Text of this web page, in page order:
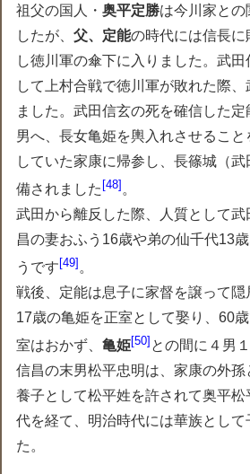
祖父の国人・奥平定勝は今川家との
したが、父、定能の時代には信長に
し徳川軍の傘下に入りました。武
して上村合戦で徳川軍が敗れた際、
ました。武田信玄の死を確信した
男へ、長女亀姫を輿入れさせるこ
していた家康に帰参し、長篠城（
備されました 48 。
武田から離反した際、人質として
昌の妻おふう16歳や弟の仙千代13
うです 49 。
戦後、定能は息子に家督を譲って
17歳の亀姫を正室として娶り、60
室はおかず、亀姫 50 との間に４男
信昌の末男松平忠明は、家康の外
養子として松平姓を許されて奥平
代を経て、明治時代には華族として
た。